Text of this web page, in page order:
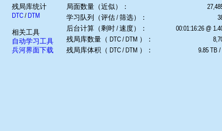
残局库统计
DTC/ DTM
相关工具
自动学习工具
兵河界面下载
局面数量（近似）：
学习队列（评估 / 筛选）：
后台计算（剩时 / 速度）：
00:01:16:26 @
残局库数量（ DTC / DTM ）：
残局库体积（ DTC / DTM ）：
9.85 TB